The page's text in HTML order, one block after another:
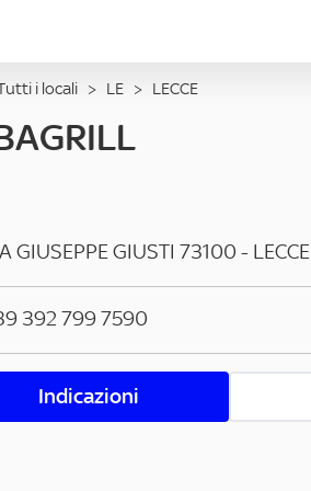
i locali > LE > LECCE
GIUSEPPE GIUSTI 73100 - LECCE
392 799 7590
Indicazioni